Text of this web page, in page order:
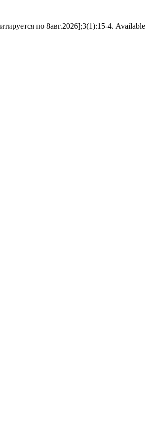
по 8авг.2026];3(1):15-4. Available